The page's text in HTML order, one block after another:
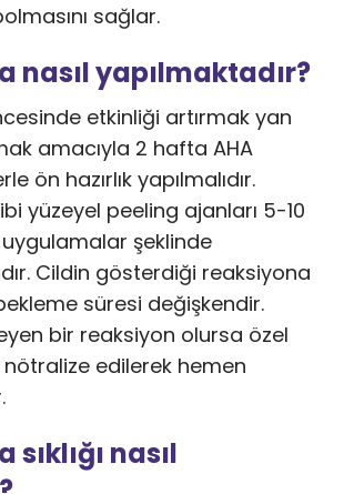
sağlar.
nasıl yapılmaktadır?
etkinliği artırmak yan
amacıyla 2 hafta AHA
ön hazırlık yapılmalıdır.
yüzeyel peeling ajanları 5-10
şeklinde
Cildin gösterdiği reaksiyona
süresi değişkendir.
bir reaksiyon olursa özel
edilerek hemen
nasıl